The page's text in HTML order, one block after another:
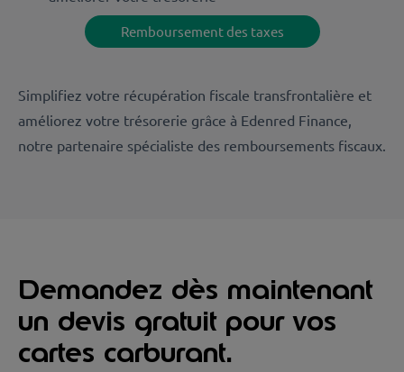
Remboursement des taxes
Simplifiez votre récupération fiscale transfrontalière et
améliorez votre trésorerie grâce à Edenred Finance,
notre partenaire spécialiste des remboursements fiscaux.
Demandez dès maintenant
un devis gratuit pour vos
cartes carburant.